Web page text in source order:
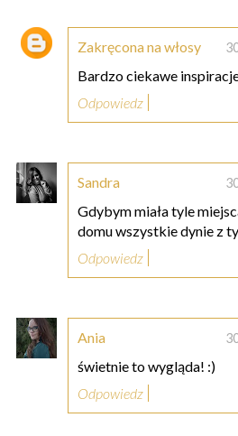
Zakręcona na włosy
Bardzo ciekawe
Odpowiedz
Sandra
Gdybym miała tyle
domu wszystkie dynie z
Odpowiedz
Ania
świetnie to wygląda! :)
Odpowiedz